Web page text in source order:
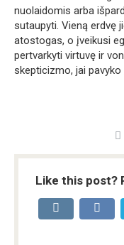
nuolaidomis arba
sutaupyti. Vieną erdvę
atostogas, o įveikusi
pertvarkyti virtuvę ir
skepticizmo, jai
Like this post?